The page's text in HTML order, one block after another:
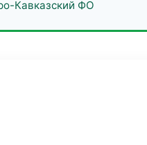
Кавказский ФО